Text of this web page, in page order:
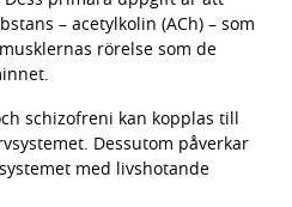
– acetylkolin (ACh) – som
rörelse som de
schizofreni kan kopplas till
Dessutom påverkar
med livshotande